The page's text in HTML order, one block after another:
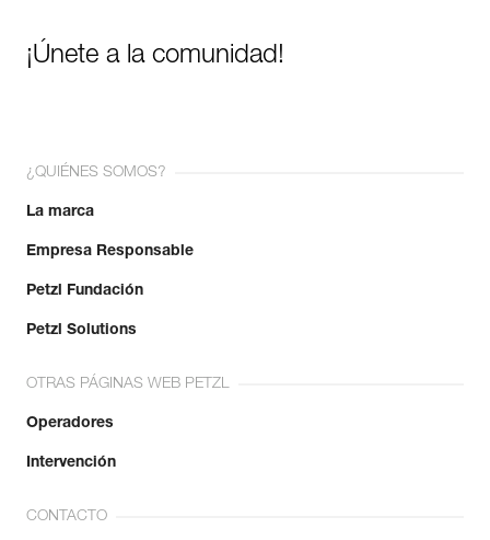
¡Únete a la comunidad!
¿QUIÉNES SOMOS?
La marca
Empresa Responsable
Petzl Fundación
Petzl Solutions
OTRAS PÁGINAS WEB PETZL
Operadores
Intervención
CONTACTO